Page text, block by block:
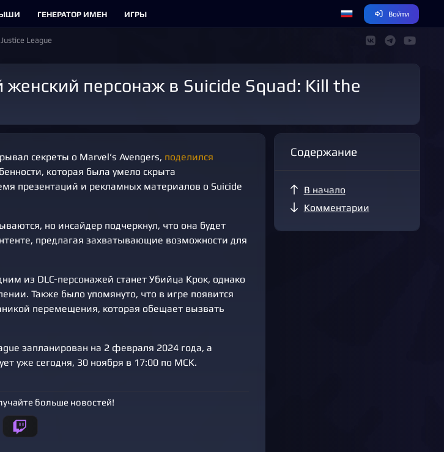
ГЕНЕРАТОР ИМЕН ИГРЫ Войти
League
секреты о Marvel’s Avengers, поделился
которая была умело скрыта
презентаций и рекламных материалов о Suicide
но инсайдер подчеркнул, что она будет
предлагая захватывающие возможности для
из DLC-персонажей станет Убийца Крок, однако
Также было упомянуто, что в игре появится
перемещения, которая обещает вызвать
запланирован на 2 февраля 2024 года, а
уже сегодня, 30 ноября в 17:00 по МСК.
больше новостей!
Содержание
В начало
Комментарии